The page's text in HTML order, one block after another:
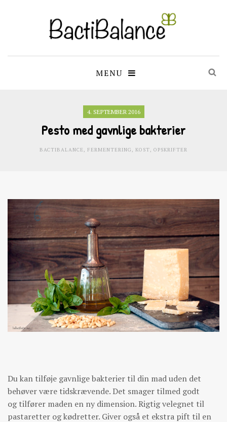
MENU
4. SEPTEMBER 2016
Pesto med gavnlige bakterier
BACTIBALANCE, FERMENTERING, KOST, OPSKRIFTER
Du kan tilføje gavnlige bakterier til din mad uden det
behøver være tidskrævende. Det smager tilmed godt
og tilfører maden en ny dimension. Rigtig velegnet til
pastaretter og kødretter. Giver også et ekstra pift til en